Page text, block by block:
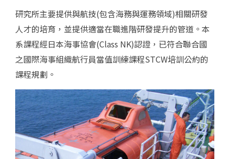
研究所主要提供與航技(包含海務與運務領域)相關研發
人才的培育，並提供適當在職進階研發提升的管道。本
系課程經日本海事協會(Class NK)認證，已符合聯合國
之國際海事組織航行員當值訓練課程STCW培訓公約的
課程規劃。